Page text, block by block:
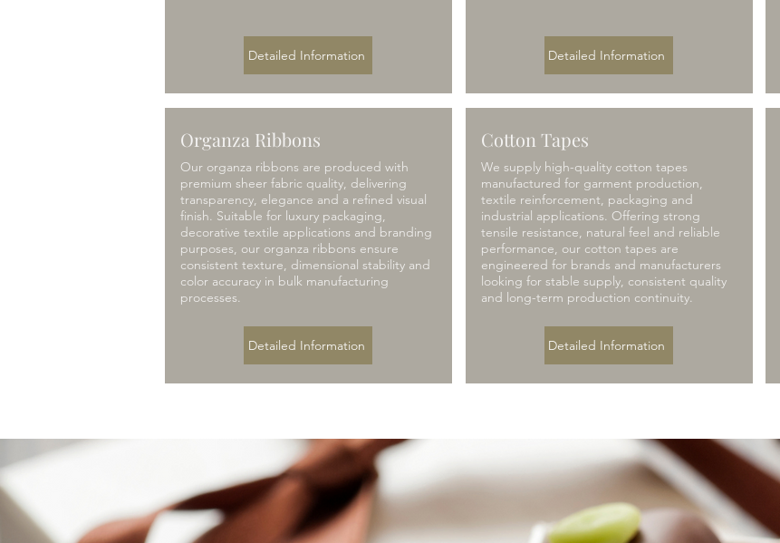
Detailed Information
Organza Ribbons
Our organza ribbons are produced with
premium sheer fabric quality, delivering
transparency, elegance and a refined visual
finish. Suitable for luxury packaging,
decorative textile applications and branding
purposes, our organza ribbons ensure
consistent texture, dimensional stability and
color accuracy in bulk manufacturing
processes.
Detailed Information
Detailed Information
Cotton Tapes
We supply high-quality cotton tapes
manufactured for garment production,
textile reinforcement, packaging and
industrial applications. Offering strong
tensile resistance, natural feel and reliable
performance, our cotton tapes are
engineered for brands and manufacturers
looking for stable supply, consistent quality
and long-term production continuity.
Detailed Information